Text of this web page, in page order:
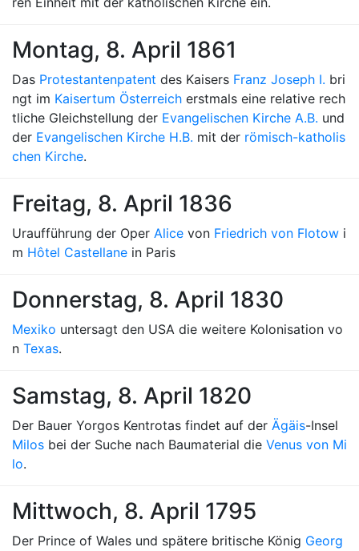
Montag, 8. April 1861
Das Protestantenpatent des Kaisers Franz Joseph I. bri
ngt im Kaisertum Österreich erstmals eine relative rech
tliche Gleichstellung der Evangelischen Kirche A.B. und
der Evangelischen Kirche H.B. mit der römisch-katholis
chen Kirche.
Freitag, 8. April 1836
Uraufführung der Oper Alice von Friedrich von Flotow i
m Hôtel Castellane in Paris
Donnerstag, 8. April 1830
Mexiko untersagt den USA die weitere Kolonisation vo
n Texas.
Samstag, 8. April 1820
Der Bauer Yorgos Kentrotas findet auf der Ägäis-Insel
Milos bei der Suche nach Baumaterial die Venus von Mi
lo.
Mittwoch, 8. April 1795
Der Prince of Wales und spätere britische König Georg